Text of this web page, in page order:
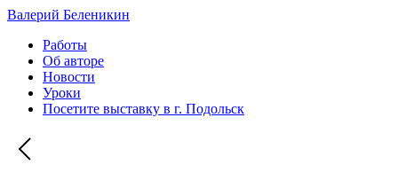
Валерий Беленикин
Работы
Об авторе
Новости
Уроки
Посетите выставку в г. Подольск